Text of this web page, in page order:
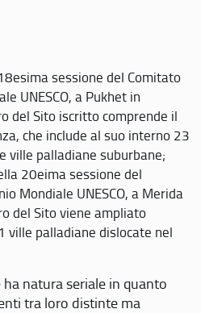
sessione del Comitato
UNESCO, a Pukhet in
del Sito iscritto comprende il
che include al suo interno 23
ville palladiane suburbane;
20eima sessione del
Mondiale UNESCO, a Merida
del Sito viene ampliato
ville palladiane dislocate nel
natura seriale in quanto
tra loro distinte ma